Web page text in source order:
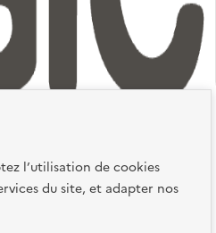
l’utilisation de cookies
du site, et adapter nos